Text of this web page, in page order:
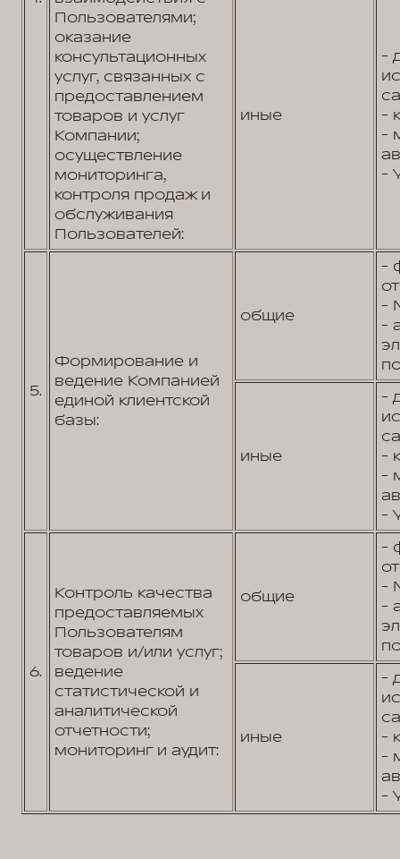
Пользователями;
оказание
консультационных
услуг, связанных с
предоставлением
товаров и услуг
Компании;
осуществление
мониторинга,
контроля продаж и
обслуживания
Пользователей:
иные
-
-
-
-
5.
Формирование и
ведение Компанией
единой клиентской
базы:
общие
-
-
-
иные
-
-
-
-
6.
Контроль качества
предоставляемых
Пользователям
товаров и/или услуг;
ведение
статистической и
аналитической
отчетности;
мониторинг и аудит:
общие
-
-
-
иные
-
-
-
-